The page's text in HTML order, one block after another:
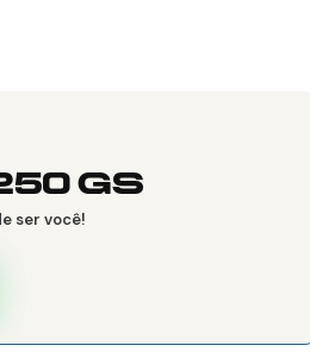
GS
ser você!